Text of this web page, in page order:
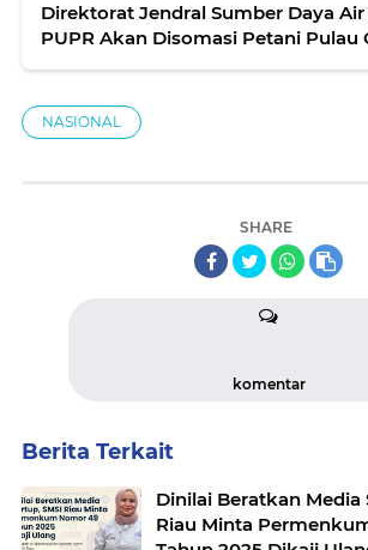
Direktorat Jendral Sumber Daya
PUPR Akan Disomasi Petani Pulau
NASIONAL
SHARE
komentar
Berita Terkait
Dinilai Beratkan Media
Riau Minta